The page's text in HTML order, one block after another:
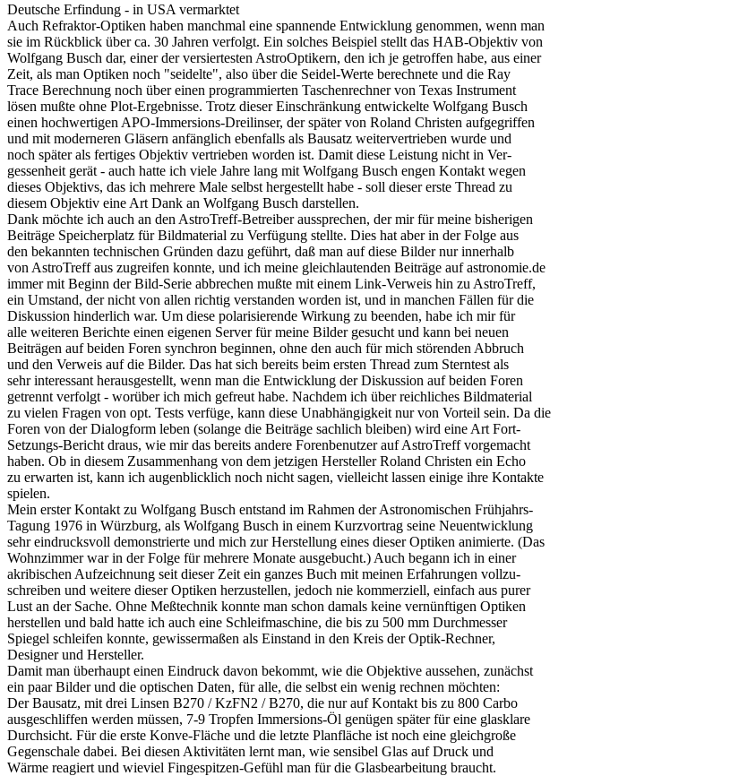
Deutsche Erfindung - in USA vermarktet
Auch Refraktor-Optiken haben manchmal eine spannende Entwicklung genommen, wenn man
sie im Rückblick über ca. 30 Jahren verfolgt. Ein solches Beispiel stellt das HAB-Objektiv von
Wolfgang Busch dar, einer der versiertesten AstroOptikern, den ich je getroffen habe, aus einer
Zeit, als man Optiken noch "seidelte", also über die Seidel-Werte berechnete und die Ray
Trace Berechnung noch über einen programmierten Taschenrechner von Texas Instrument
lösen mußte ohne Plot-Ergebnisse. Trotz dieser Einschränkung entwickelte Wolfgang Busch
einen hochwertigen APO-Immersions-Dreilinser, der später von Roland Christen aufgegriffen
und mit moderneren Gläsern anfänglich ebenfalls als Bausatz weitervertrieben wurde und
noch später als fertiges Objektiv vertrieben worden ist. Damit diese Leistung nicht in Ver-
gessenheit gerät - auch hatte ich viele Jahre lang mit Wolfgang Busch engen Kontakt wegen
dieses Objektivs, das ich mehrere Male selbst hergestellt habe - soll dieser erste Thread zu
diesem Objektiv eine Art Dank an Wolfgang Busch darstellen.
Dank möchte ich auch an den AstroTreff-Betreiber aussprechen, der mir für meine bisherigen
Beiträge Speicherplatz für Bildmaterial zu Verfügung stellte. Dies hat aber in der Folge aus
den bekannten technischen Gründen dazu geführt, daß man auf diese Bilder nur innerhalb
von AstroTreff aus zugreifen konnte, und ich meine gleichlautenden Beiträge auf astronomie.de
immer mit Beginn der Bild-Serie abbrechen mußte mit einem Link-Verweis hin zu AstroTreff,
ein Umstand, der nicht von allen richtig verstanden worden ist, und in manchen Fällen für die
Diskussion hinderlich war. Um diese polarisierende Wirkung zu beenden, habe ich mir für
alle weiteren Berichte einen eigenen Server für meine Bilder gesucht und kann bei neuen
Beiträgen auf beiden Foren synchron beginnen, ohne den auch für mich störenden Abbruch
und den Verweis auf die Bilder. Das hat sich bereits beim ersten Thread zum Sterntest als
sehr interessant herausgestellt, wenn man die Entwicklung der Diskussion auf beiden Foren
getrennt verfolgt - worüber ich mich gefreut habe. Nachdem ich über reichliches Bildmaterial
zu vielen Fragen von opt. Tests verfüge, kann diese Unabhängigkeit nur von Vorteil sein. Da die
Foren von der Dialogform leben (solange die Beiträge sachlich bleiben) wird eine Art Fort-
Setzungs-Bericht draus, wie mir das bereits andere Forenbenutzer auf AstroTreff vorgemacht
haben. Ob in diesem Zusammenhang von dem jetzigen Hersteller Roland Christen ein Echo
zu erwarten ist, kann ich augenblicklich noch nicht sagen, vielleicht lassen einige ihre Kontakte
spielen.
Mein erster Kontakt zu Wolfgang Busch entstand im Rahmen der Astronomischen Frühjahrs-
Tagung 1976 in Würzburg, als Wolfgang Busch in einem Kurzvortrag seine Neuentwicklung
sehr eindrucksvoll demonstrierte und mich zur Herstellung eines dieser Optiken animierte. (Das
Wohnzimmer war in der Folge für mehrere Monate ausgebucht.) Auch begann ich in einer
akribischen Aufzeichnung seit dieser Zeit ein ganzes Buch mit meinen Erfahrungen vollzu-
schreiben und weitere dieser Optiken herzustellen, jedoch nie kommerziell, einfach aus purer
Lust an der Sache. Ohne Meßtechnik konnte man schon damals keine vernünftigen Optiken
herstellen und bald hatte ich auch eine Schleifmaschine, die bis zu 500 mm Durchmesser
Spiegel schleifen konnte, gewissermaßen als Einstand in den Kreis der Optik-Rechner,
Designer und Hersteller.
Damit man überhaupt einen Eindruck davon bekommt, wie die Objektive aussehen, zunächst
ein paar Bilder und die optischen Daten, für alle, die selbst ein wenig rechnen möchten:
Der Bausatz, mit drei Linsen B270 / KzFN2 / B270, die nur auf Kontakt bis zu 800 Carbo
ausgeschliffen werden müssen, 7-9 Tropfen Immersions-Öl genügen später für eine glasklare
Durchsicht. Für die erste Konve-Fläche und die letzte Planfläche ist noch eine gleichgroße
Gegenschale dabei. Bei diesen Aktivitäten lernt man, wie sensibel Glas auf Druck und
Wärme reagiert und wieviel Fingespitzen-Gefühl man für die Glasbearbeitung braucht.